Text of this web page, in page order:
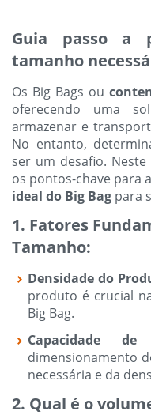
Guia passo a
tamanho
Os Big Bags ou
oferecendo uma
armazenar e
No entanto,
ser um desafio.
os pontos-chave para
ideal do Big Bag para
1. Fatores
Tamanho:
Densidade do
produto é crucial
Big Bag.
Capacidade
dimensionamento
necessária e da
2. Qual é o